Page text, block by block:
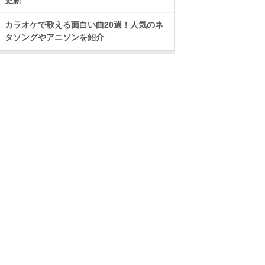
カラオケで歌える面白い曲20選！人気のネ
タソングやアニソンを紹介